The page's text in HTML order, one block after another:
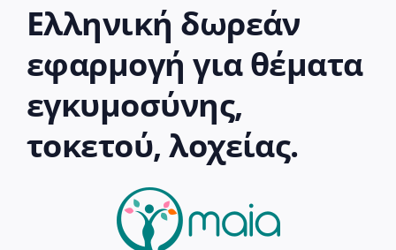
Ελληνική δωρεάν
εφαρμογή για θέματα
εγκυμοσύνης,
τοκετού, λοχείας.